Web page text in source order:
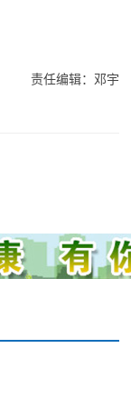
责任编辑：邓宇